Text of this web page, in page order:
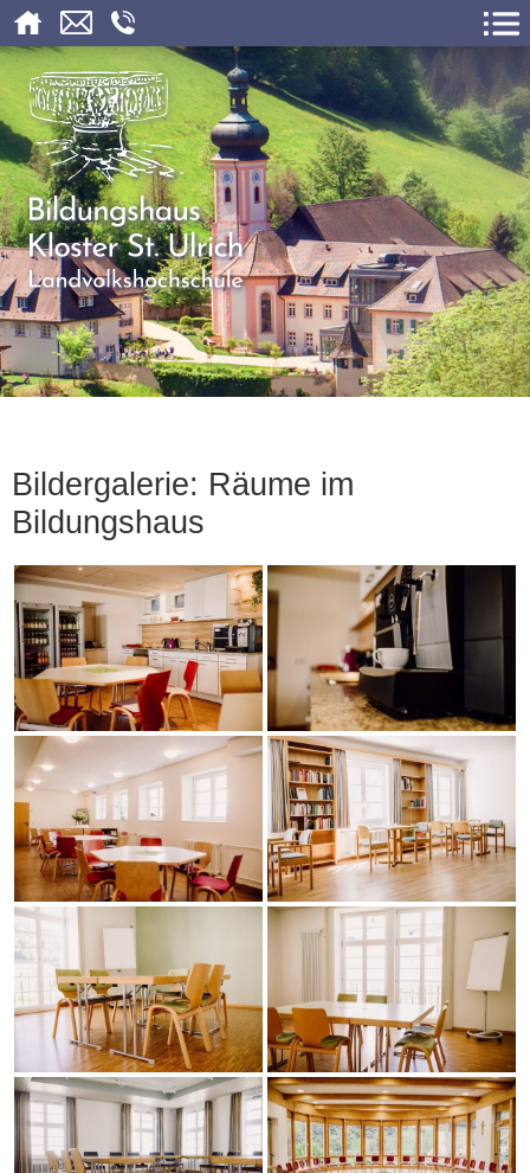
Bildergalerie: Räume im
Bildungshaus